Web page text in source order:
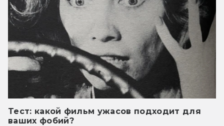
Тест: какой фильм ужасов подходит для
ваших фобий?